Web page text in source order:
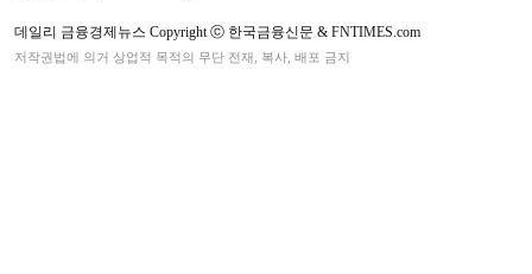
데일리 금융경제뉴스 Copyright ⓒ 한국금융신문 & FNTIMES.com
저작권법에 의거 상업적 목적의 무단 전재, 복사, 배포 금지